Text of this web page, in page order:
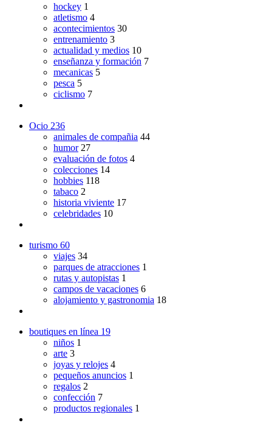
hockey 1
atletismo 4
acontecimientos 30
entrenamiento 3
actualidad y medios 10
enseñanza y formación 7
mecanicas 5
pesca 5
ciclismo 7
Ocio 236
animales de compañia 44
humor 27
evaluación de fotos 4
colecciones 14
hobbies 118
tabaco 2
historia viviente 17
celebridades 10
turismo 60
viajes 34
parques de atracciones 1
rutas y autopistas 1
campos de vacaciones 6
alojamiento y gastronomia 18
boutiques en línea 19
niños 1
arte 3
joyas y relojes 4
pequeños anuncios 1
regalos 2
confección 7
productos regionales 1